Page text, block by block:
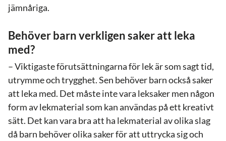
jämnåriga.
Behöver barn verkligen saker att leka
med?
– Viktigaste förutsättningarna för lek är som sagt tid,
utrymme och trygghet. Sen behöver barn också saker
att leka med. Det måste inte vara leksaker men någon
form av lekmaterial som kan användas på ett kreativt
sätt. Det kan vara bra att ha lekmaterial av olika slag
då barn behöver olika saker för att uttrycka sig och